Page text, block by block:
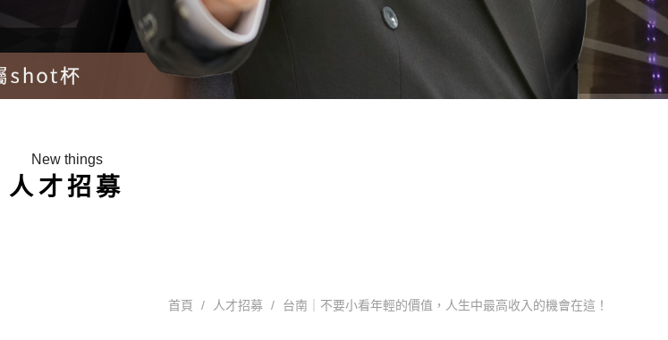
New things
人才招募
首頁 人才招募 台南｜不要小看年輕的價值，人生中最高收入的機會在這！